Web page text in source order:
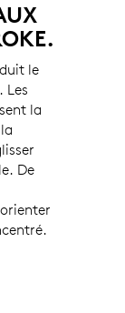
le
la
De